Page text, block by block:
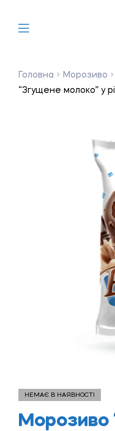
Головна Морозиво
“Згущене молоко” у
НЕМАЄ В НАЯВНОСТІ
Морозиво